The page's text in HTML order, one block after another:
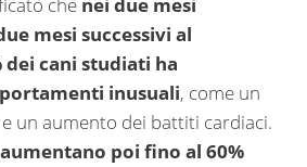
che nei due mesi
mesi successivi al
cani studiati ha
inusuali, come un
un aumento dei battiti cardiaci.
aumentano poi fino al 60%